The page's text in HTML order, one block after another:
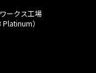
ークス工場
）